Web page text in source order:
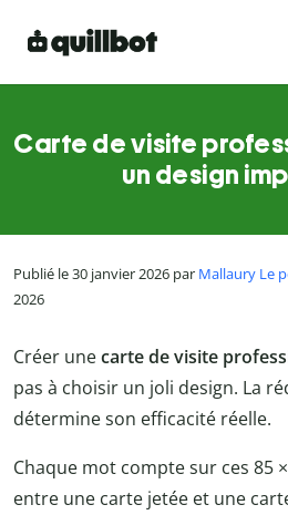
Carte de visite
un design
Publié le 30 janvier 2026 par Mallaury Le
2026
Créer unecarte de visite
pas à choisir un joli design. La
détermine son efficacité réelle.
Chaque mot compte sur ces 85
entre une carte jetée et une